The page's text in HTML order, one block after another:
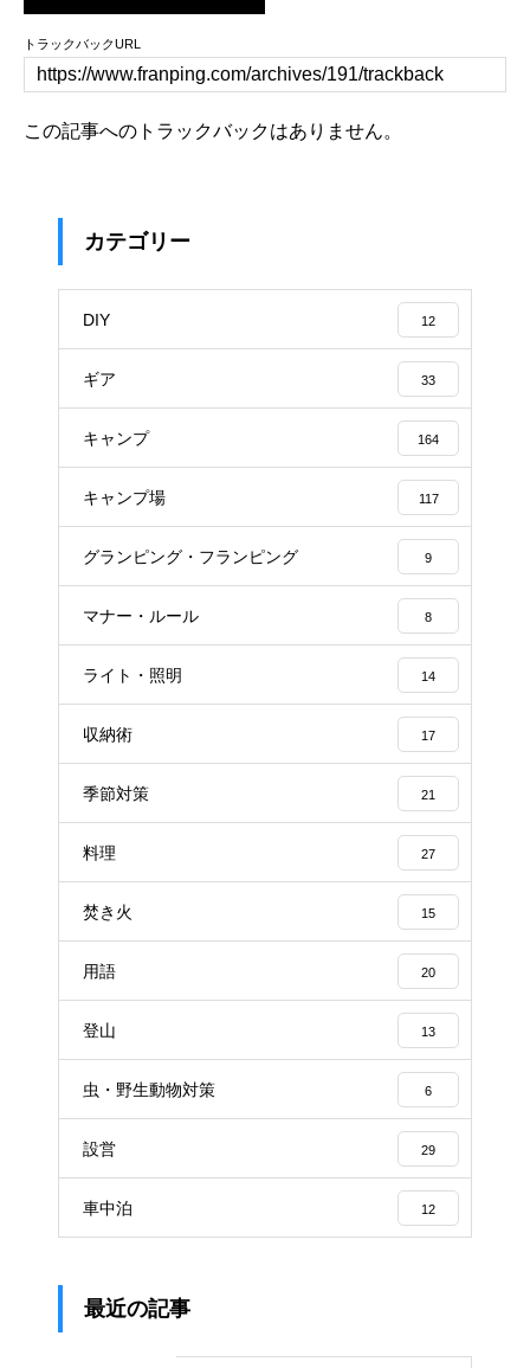
トラックバックURL
この記事へのトラックバックはありません。
カテゴリー
DIY 12
ギア 33
キャンプ 164
キャンプ場 117
グランピング・フランピング 9
マナー・ルール 8
ライト・照明 14
収納術 17
季節対策 21
料理 27
焚き火 15
用語 20
登山 13
虫・野生動物対策 6
設営 29
車中泊 12
最近の記事